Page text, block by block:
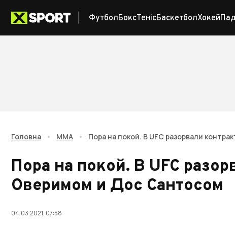
ФутболБоксТенісБаскетболХокей
Головна • ММА • Пора на покой. В UFC разорвали
Пора на покой. В UFC
Оверимом и Дос Сантосом
04.03.2021, 07:58